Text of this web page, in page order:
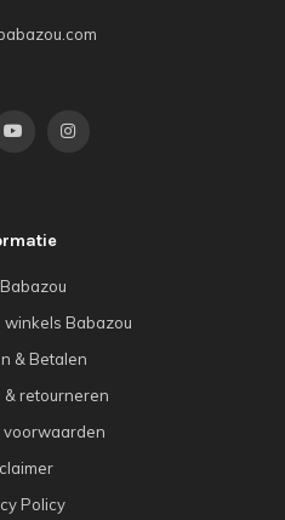
winkels Babazou
& Betalen
& retourneren
voorwaarden
Policy